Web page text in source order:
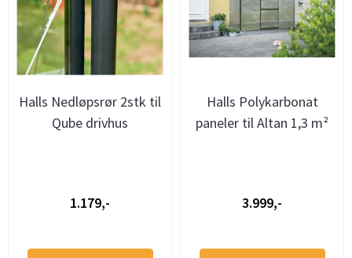
Halls Nedløpsrør 2stk til
Qube drivhus
1.179,-
Halls Polykarbonat
paneler til Altan 1,3 m²
3.999,-